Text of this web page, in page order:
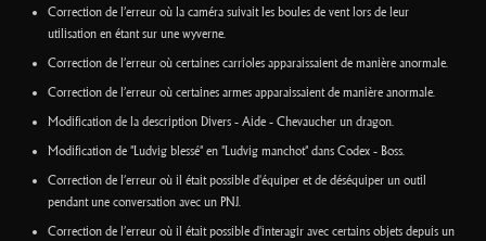
Correction de l’erreur où la caméra suivait les boules de vent lors de leur
utilisation en étant sur une wyverne.
Correction de l’erreur où certaines carrioles apparaissaient de manière anormale.
Correction de l’erreur où certaines armes apparaissaient de manière anormale.
Modification de la description Divers - Aide - Chevaucher un dragon.
Modification de "Ludvig blessé" en "Ludvig manchot" dans Codex - Boss.
Correction de l’erreur où il était possible d'équiper et de déséquiper un outil
pendant une conversation avec un PNJ.
Correction de l’erreur où il était possible d'interagir avec certains objets depuis un